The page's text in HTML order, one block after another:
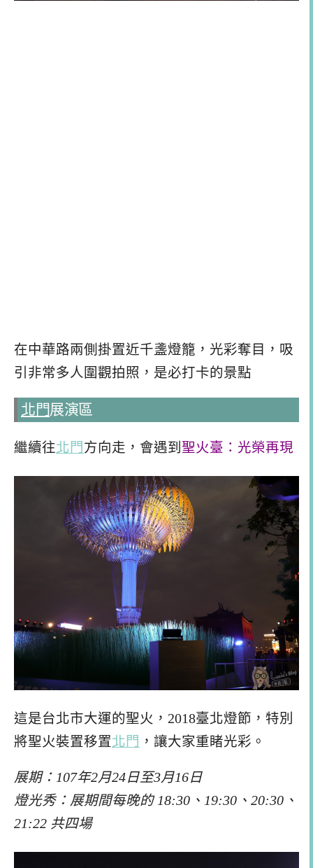
在中華路兩側掛置近千盞燈籠，光彩奪目，吸
引非常多人圍觀拍照，是必打卡的景點
北門展演區
繼續往北門方向走，會遇到 聖火臺：光榮再現
這是台北市大運的聖火，2018臺北燈節，特別
將聖火裝置移置北門 ，讓大家重睹光彩。
展期：107年2月24日至3月16日
燈光秀：展期間每晚的 18:30、19:30、20:30、
21:22 共四場